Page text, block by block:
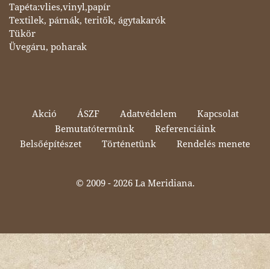
Tapéta:vlies,vinyl,papír
Textilek, párnák, teritők, ágytakarók
Tükör
Üvegáru, poharak
Akció ÁSZF Adatvédelem
Kapcsolat
Bemutatótermünk
Referenciáink
Belsőépítészet
Történetünk Rendelés menete
© 2009 - 2026 La Meridiana.